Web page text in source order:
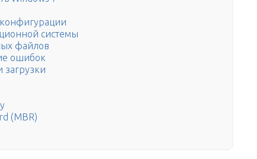
системы
файлов
ошибок
загрузки
(MBR)